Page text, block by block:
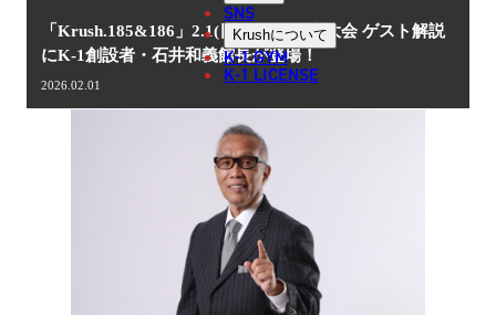
한국어
中文（繁體
SNS
Krushについて
K-1 GYM
K-1 LICENSE
「Krush.185&186」2.1(日)大阪・昼夜大会 ゲスト解説
にK-1創設者・石井和義館長が登場！
2026.02.01